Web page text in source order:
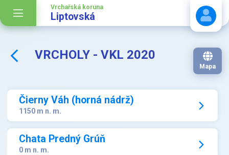
Vrchařská koruna
Liptovská
Stáhnout návod
VRCHOLY - VKL 2020
Mapa
Čierny Váh (horná nádrž)
1150 m n. m.
Chata Predný Grúň
0 m n. m.